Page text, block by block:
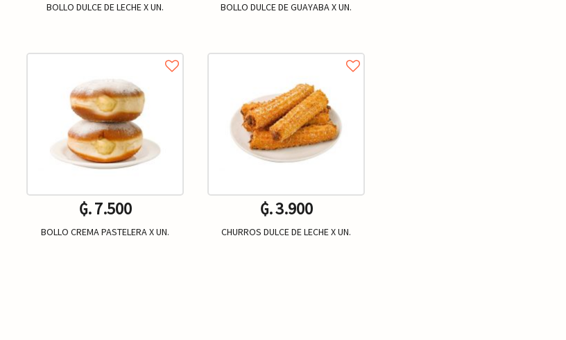
BOLLO DULCE DE LECHE X UN.
₲. 7.500
BOLLO CREMA PASTELERA X UN.
BOLLO DULCE DE GUAYABA X UN.
₲. 3.900
CHURROS DULCE DE LECHE X UN.